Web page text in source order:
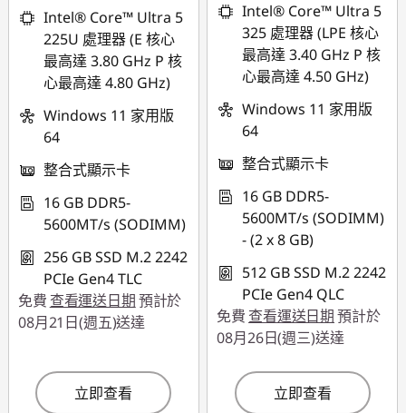
eCoupon 折扣 : -
NT$29,007
*以上優惠僅能擇一使
用
使用優惠券 :
Intel® Core™ Ultra 5
225U 處理器 (E 核心
最高達 3.80 GHz P 核
心最高達 4.80 GHz)
Windows 11 家用版
64
整合式顯示卡
16 GB DDR5-
5600MT/s (SODIMM)
256 GB SSD M.2 2242
PCIe Gen4 TLC
免費 查看運送日期預計於
08月21日(週五)送達
立即查看
Intel® Core™ Ultra 5
325 處理器 (LPE 核心
最高達 3.40 GHz P 核
心最高達 4.50 GHz)
Windows 11 家用版
64
整合式顯示卡
16 GB DDR5-
5600MT/s (SODIMM)
- (2 x 8 GB)
512 GB SSD M.2 2242
PCIe Gen4 QLC
免費 查看運送日期預計於
08月26日(週三)送達
立即查看